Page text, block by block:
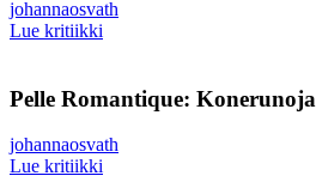
johannaosvath
Lue kritiikki
Pelle Romantique: Konerunoja
johannaosvath
Lue kritiikki